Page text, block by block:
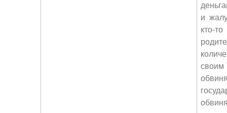
и
кто-
своим